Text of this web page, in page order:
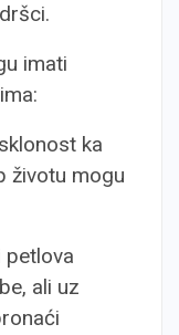
imati
ka
životu mogu
petlova
ali uz